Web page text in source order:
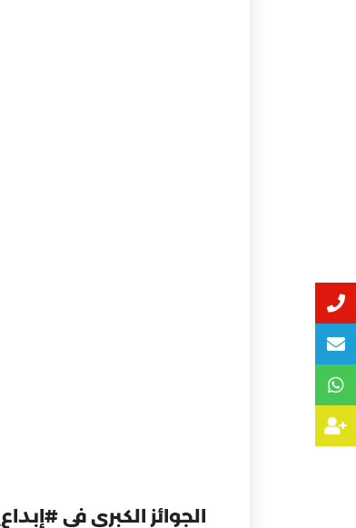
الجوائز الكبرى في #إبداع_2022